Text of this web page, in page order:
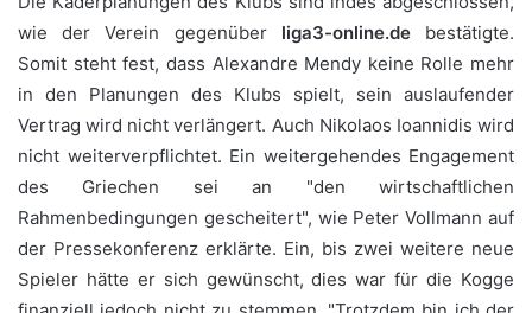
wie der Verein gegenüber liga3-online.debestätigte.
Somit steht fest, dass Alexandre Mendy keine Rolle mehr
in den Planungen des Klubs spielt, sein auslaufender
Vertrag wird nicht verlängert. Auch Nikolaos Ioannidis wird
nicht weiterverpflichtet. Ein weitergehendes Engagement
des Griechen sei an "den wirtschaftlichen
Rahmenbedingungen gescheitert", wie Peter Vollmann auf
der Pressekonferenz erklärte. Ein, bis zwei weitere neue
Spieler hätte er sich gewünscht, dies war für die Kogge